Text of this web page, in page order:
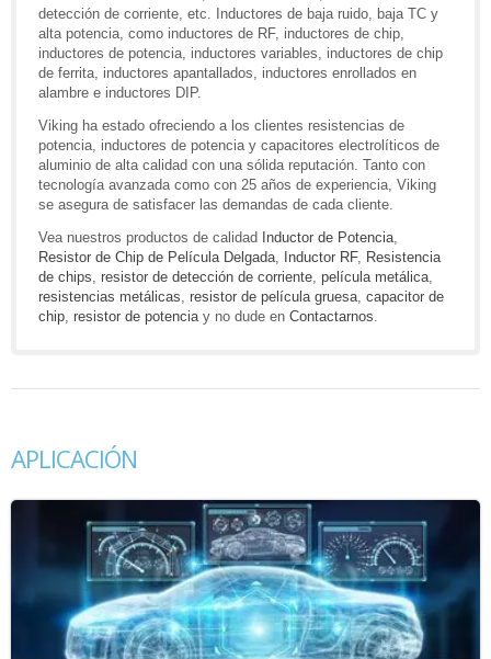
detección de corriente, etc. Inductores de baja ruido, baja TC y
alta potencia, como inductores de RF, inductores de chip,
inductores de potencia, inductores variables, inductores de chip
de ferrita, inductores apantallados, inductores enrollados en
alambre e inductores DIP.
Viking ha estado ofreciendo a los clientes resistencias de
potencia, inductores de potencia y capacitores electrolíticos de
aluminio de alta calidad con una sólida reputación. Tanto con
tecnología avanzada como con 25 años de experiencia, Viking
se asegura de satisfacer las demandas de cada cliente.
Vea nuestros productos de calidad
Inductor de Potencia
Resistor de Chip de Película Delgada
Inductor RF, Resistencia
de chips resistor de detección de corriente película metálica
resistencias metálicas resistor de película gruesa capacitor de
chip resistor de potencia y no dude en Contactarnos
APLICACIÓN